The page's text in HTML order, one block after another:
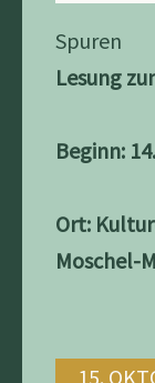
Spuren
Lesung
Beginn:
Ort:
Moschel-
15.